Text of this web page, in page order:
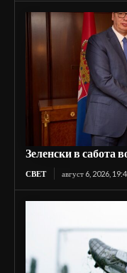
Зеленски в сабота
СВЕТ август 6, 2026,